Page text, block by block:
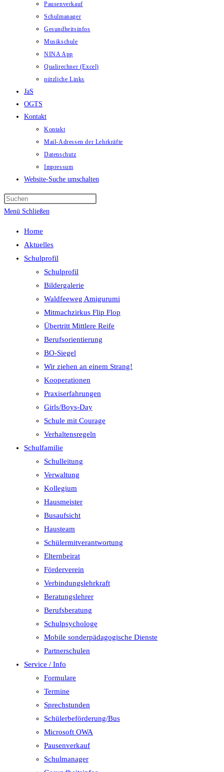
Pausenverkauf
Schulmanager
Gesundheitsinfos
Musikschule
NINA App
Qualirechner (Excel)
nützliche Links
JaS
OGTS
Kontakt
Kontakt
Mail-Adressen der Lehrkräfte
Datenschutz
Impressum
Website-Suche umschalten
Menü Schließen
Home
Aktuelles
Schulprofil
Schulprofil
Bildergalerie
Waldfeeweg Amigurumi
Mitmachzirkus Flip Flop
Übertritt Mittlere Reife
Berufsorientierung
BO-Siegel
Wir ziehen an einem Strang!
Kooperationen
Praxiserfahrungen
Girls/Boys-Day
Schule mit Courage
Verhaltensregeln
Schulfamilie
Schulleitung
Verwaltung
Kollegium
Hausmeister
Busaufsicht
Hausteam
Schülermitverantwortung
Elternbeirat
Förderverein
Verbindungslehrkraft
Beratungslehrer
Berufsberatung
Schulpsychologe
Mobile sonderpädagogische Dienste
Partnerschulen
Service / Info
Formulare
Termine
Sprechstunden
Schülerbeförderung/Bus
Microsoft OWA
Pausenverkauf
Schulmanager